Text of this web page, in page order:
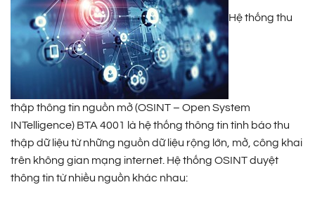
Hệ thống thu
thập thông tin nguồn mở (OSINT – Open System
INTelligence) BTA 4001 là hệ thống thông tin tình báo thu
thập dữ liệu từ những nguồn dữ liệu rộng lớn, mở, công khai
trên không gian mạng internet. Hệ thống OSINT duyệt
thông tin từ nhiều nguồn khác nhau: